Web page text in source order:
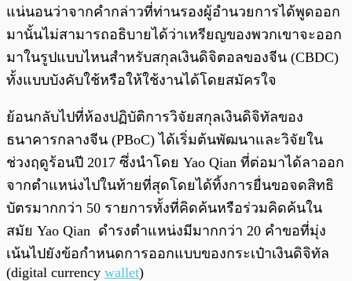
แน่นอนว่าจากคำกล่าวที่ท่านรองผู้อำนวยการได้พูดออก
มานั้นไม่สามารถอธิบายได้ว่าเหรียญของพวกเขาจะออก
มาในรูปแบบไหนสำหรับสกุลเงินดิจิตอลของจีน (CBDC)
ทั้งแบบบังคับใช้หรือให้ใช้งานได้โดยสมัครใจ
ย้อนกลับไปที่ห้องปฏิบัติการวิจัยสกุลเงินดิจิทัลของ
ธนาคารกลางจีน (PBoC) ได้เริ่มต้นพัฒนาและวิจัยใน
ช่วงฤดูร้อนปี 2017 ซึ่งนำโดย Yao Qian ที่ต่อมาได้ลาออก
จากตำแหน่งไปในท้ายที่สุดโดยได้ทิ้งการยื่นขอจดสิทธิ
บัตรมากกว่า 50 รายการทั้งที่คิดค้นหรือร่วมคิดค้นใน
สมัย Yao Qian ดำรงตำแหน่งมีมากกว่า 20 คำขอที่มุ่ง
เน้นไปยังข้อกำหนดการออกแบบของกระเป๋าเงินดิจิทัล
(digital currency wallet)